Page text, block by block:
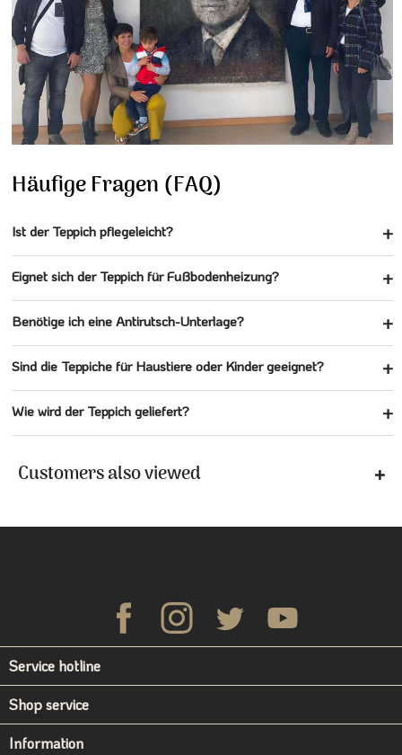
Häufige Fragen (FAQ)
Ist der Teppich pflegeleicht?
Eignet sich der Teppich für Fußbodenheizung?
Benötige ich eine Antirutsch-Unterlage?
Sind die Teppiche für Haustiere oder Kinder geeignet?
Wie wird der Teppich geliefert?
Customers also viewed
Service hotline
Shop service
Information